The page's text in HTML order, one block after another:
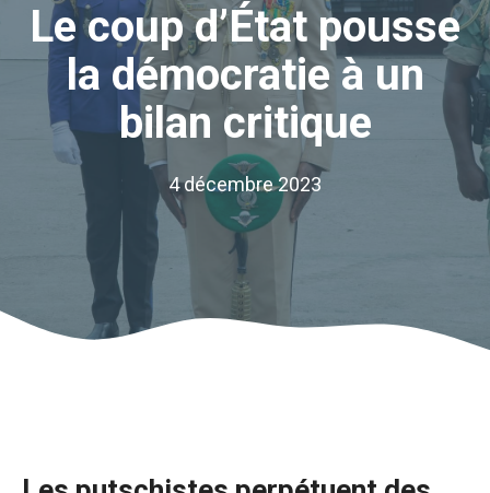
Le coup d’État pousse
la démocratie à un
bilan critique
4 décembre 2023